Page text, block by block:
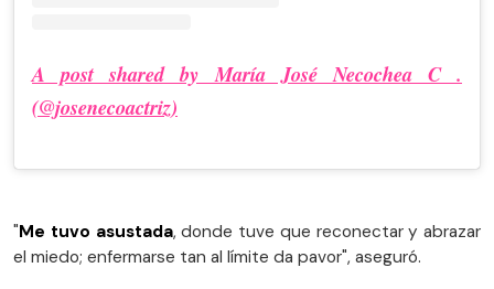
A post shared by María José Necochea C .
(@josenecoactriz)
"Me tuvo asustada, donde tuve que reconectar y abrazar
el miedo; enfermarse tan al límite da pavor", aseguró.